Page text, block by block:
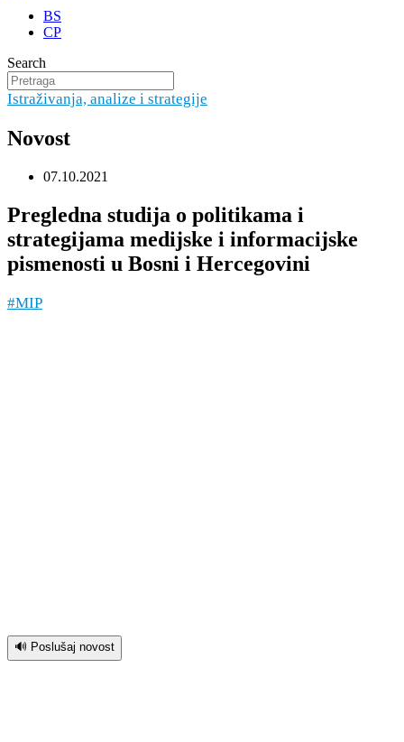
BS
CP
Search
Istraživanja, analize i strategije
Novost
07.10.2021
Pregledna studija o politikama i
strategijama medijske i informacijske
pismenosti u Bosni i Hercegovini
#MIP
🔊 Poslušaj novost